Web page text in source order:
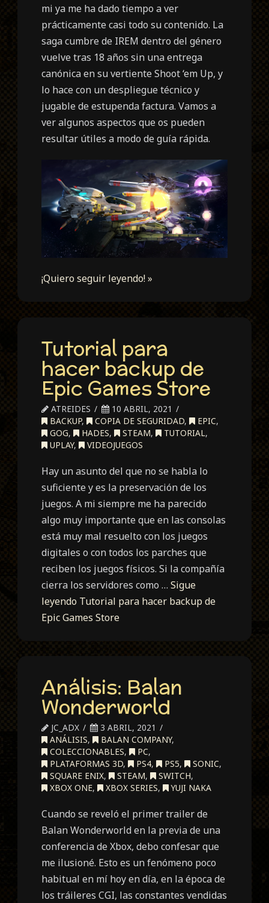
mi ya me ha dado tiempo a ver
prácticamente casi todo su contenido. La
saga cumbre de IREM dentro del género
vuelve tras 18 años sin una entrega
canónica en su vertiente Shoot ‘em Up, y
lo hace con un despliegue técnico y
jugable de estupenda factura. Vamos a
ver algunos aspectos que os pueden
resultar útiles a modo de guía rápida.
¡Quiero seguir leyendo! »
Tutorial para
hacer backup de
Epic Games Store
ATREIDES
10 ABRIL, 2021
BACKUP, COPIA DE SEGURIDAD, EPIC,
GOG, HADES, STEAM, TUTORIAL,
UPLAY, VIDEOJUEGOS
Hay un asunto del que no se habla lo
suficiente y es la preservación de los
juegos. A mi siempre me ha parecido
algo muy importante que en las consolas
está muy mal resuelto con los juegos
digitales o con todos los parches que
reciben los juegos físicos. Si la compañía
cierra los servidores como …Sigue
leyendo Tutorial para hacer backup de
Epic Games Store
Análisis: Balan
Wonderworld
JC_ADX
3 ABRIL, 2021
ANÁLISIS, BALAN COMPANY,
COLECCIONABLES, PC,
PLATAFORMAS 3D, PS4, PS5, SONIC,
SQUARE ENIX, STEAM, SWITCH,
XBOX ONE, XBOX SERIES, YUJI NAKA
Cuando se reveló el primer trailer de
Balan Wonderworld en la previa de una
conferencia de Xbox, debo confesar que
me ilusioné. Esto es un fenómeno poco
habitual en mí hoy en día, en la época de
los tráileres CGI, las constantes vendidas